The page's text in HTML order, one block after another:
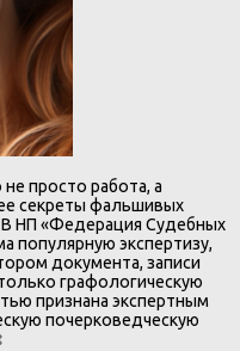
просто работа, а
секреты фальшивых
В НП «Федерация Судебных
популярную экспертизу,
документа, записи
графологическую
признана экспертным
почерковедческую